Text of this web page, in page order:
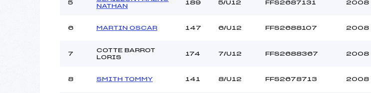
Pénalité appliquée :
–
5
NATHAN
189 5/U12 FFS2687131 2008
6 MARTIN OSCAR 147 6/U12 FFS2688107 2008
7
COTTE BARROT
LORIS
174 7/U12 FFS2688367 2008
8 SMITH TOMMY 141 8/U12 FFS2678713 2008